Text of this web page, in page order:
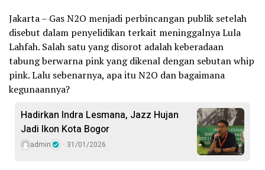
Jakarta – Gas N2O menjadi perbincangan publik setelah
disebut dalam penyelidikan terkait meninggalnya Lula
Lahfah. Salah satu yang disorot adalah keberadaan
tabung berwarna pink yang dikenal dengan sebutan whip
pink. Lalu sebenarnya, apa itu N2O dan bagaimana
kegunaannya?
Hadirkan Indra Lesmana, Jazz Hujan
Jadi Ikon Kota Bogor
admin 31/01/2026